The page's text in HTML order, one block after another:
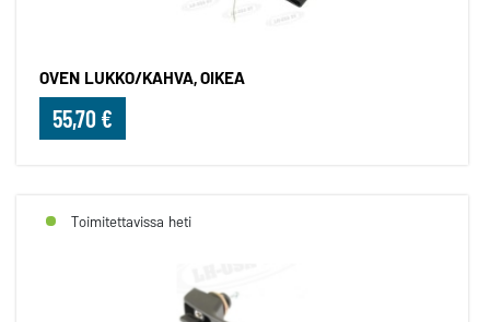
OVEN LUKKO/KAHVA, OIKEA
55,70 €
Toimitettavissa heti